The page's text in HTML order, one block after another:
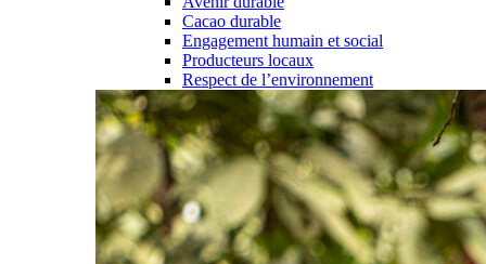
Cacao durable
Engagement humain et social
Producteurs locaux
Respect de l’environnement